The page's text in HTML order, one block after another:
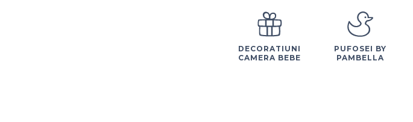
DECORATIUNI
CAMERA BEBE
PUFOSEI BY
PAMBELLA